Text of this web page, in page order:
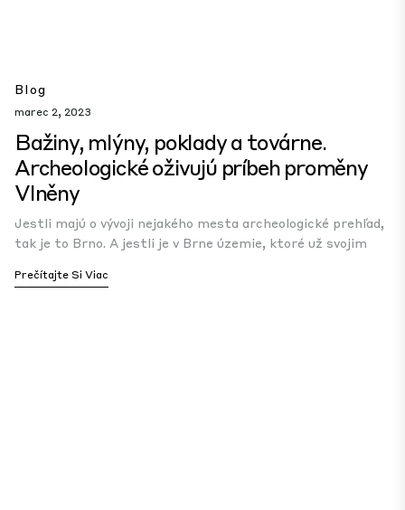
Blog
marec 2, 2023
Bažiny, mlýny, poklady a továrne.
Archeologické oživujú príbeh proměny
Vlněny
Jestli majú o vývoji nejakého mesta archeologické prehľad,
tak je to Brno. A jestli je v Brne územie, ktoré už svojim
Prečítajte Si Viac